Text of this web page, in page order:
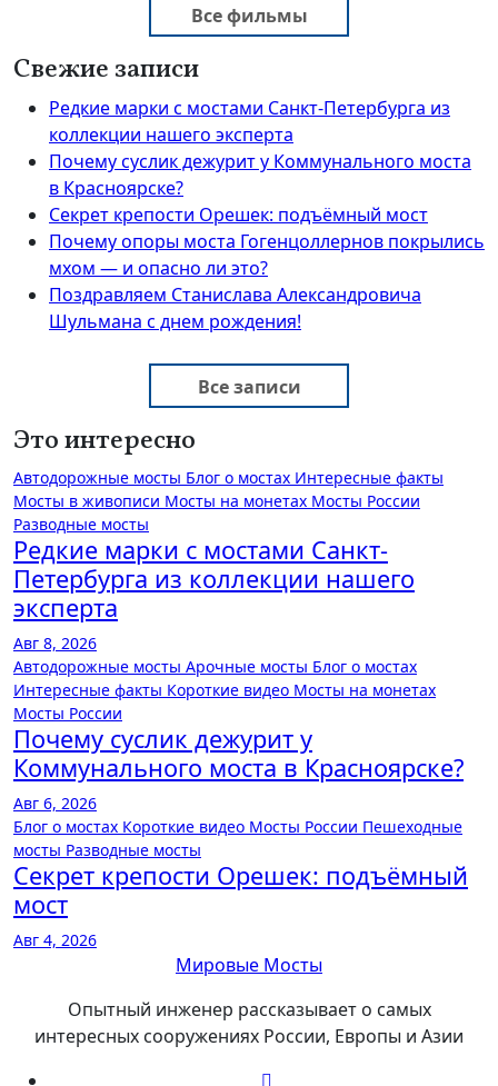
Все фильмы
Свежие записи
Редкие марки с мостами Санкт-Петербурга из
коллекции нашего эксперта
Почему суслик дежурит у Коммунального моста
в Красноярске?
Секрет крепости Орешек: подъёмный мост
Почему опоры моста Гогенцоллернов покрылись
мхом — и опасно ли это?
Поздравляем Станислава Александровича
Шульмана с днем рождения!
Все записи
Это интересно
Автодорожные мосты Блог о мостах Интересные факты
Мосты в живописи Мосты на монетах Мосты России
Разводные мосты
Редкие марки с мостами Санкт-
Петербурга из коллекции нашего
эксперта
Авг 8, 2026
Автодорожные мосты Арочные мосты Блог о мостах
Интересные факты Короткие видео Мосты на монетах
Мосты России
Почему суслик дежурит у
Коммунального моста в Красноярске?
Авг 6, 2026
Блог о мостах Короткие видео Мосты России Пешеходные
мосты Разводные мосты
Секрет крепости Орешек: подъёмный
мост
Авг 4, 2026
Мировые Мосты
Опытный инженер рассказывает о самых
интересных сооружениях России, Европы и Азии